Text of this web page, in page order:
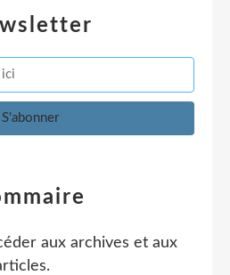
aux archives et aux
.